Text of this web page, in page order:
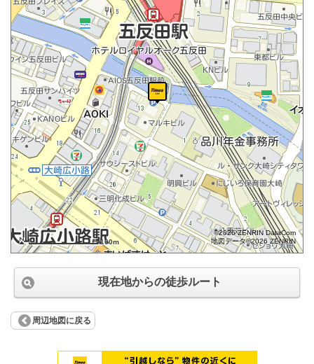
100m
©2026 ZENRIN DataCom
地図データ©2026 ZENRIN
現在地からの徒歩ルート
周辺地図に戻る